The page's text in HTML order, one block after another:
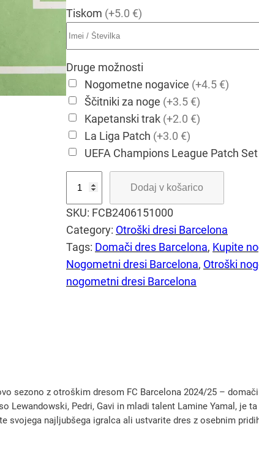
Tiskom (+5.0 €)
Druge možnosti
Nogometne nogavice (+4.5 €)
Ščitniki za noge (+3.5 €)
Kapetanski trak (+2.0 €)
La Liga Patch (+3.0 €)
UEFA Champions League Patch Set
r
o
š
k
i
B
a
Dodaj v košarico
SKU: FCB2406151000
Category: Otroški dresi Barcelona
Tags: Domači dres Barcelona, Kupite
Nogometni dresi Barcelona, Otroški
nogometni dresi Barcelona
sezono z otroškim dresom FC Barcelona 2024/25 –
Lewandowski, Pedri, Gavi in mladi talent Lamine Yamal, je
svojega najljubšega igralca ali ustvarite dres z osebnim